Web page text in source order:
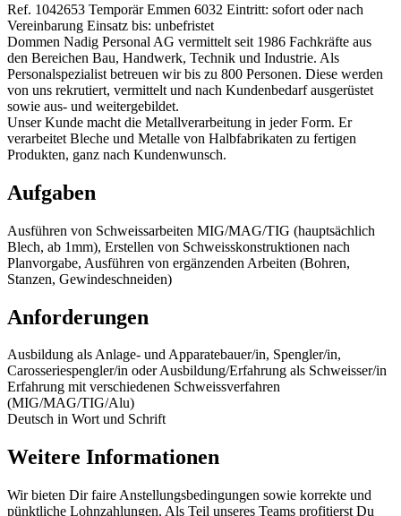
Ref. 1042653 Temporär Emmen 6032 Eintritt: sofort oder nach
Vereinbarung Einsatz bis: unbefristet
Dommen Nadig Personal AG vermittelt seit 1986 Fachkräfte aus
den Bereichen Bau, Handwerk, Technik und Industrie. Als
Personalspezialist betreuen wir bis zu 800 Personen. Diese werden
von uns rekrutiert, vermittelt und nach Kundenbedarf ausgerüstet
sowie aus- und weitergebildet.
Unser Kunde macht die Metallverarbeitung in jeder Form. Er
verarbeitet Bleche und Metalle von Halbfabrikaten zu fertigen
Produkten, ganz nach Kundenwunsch.
Aufgaben
Ausführen von Schweissarbeiten MIG/MAG/TIG (hauptsächlich
Blech, ab 1mm), Erstellen von Schweisskonstruktionen nach
Planvorgabe, Ausführen von ergänzenden Arbeiten (Bohren,
Stanzen, Gewindeschneiden)
Anforderungen
Ausbildung als Anlage- und Apparatebauer/in, Spengler/in,
Carosseriespengler/in oder Ausbildung/Erfahrung als Schweisser/in
Erfahrung mit verschiedenen Schweissverfahren
(MIG/MAG/TIG/Alu)
Deutsch in Wort und Schrift
Weitere Informationen
Wir bieten Dir faire Anstellungsbedingungen sowie korrekte und
pünktliche Lohnzahlungen. Als Teil unseres Teams profitierst Du